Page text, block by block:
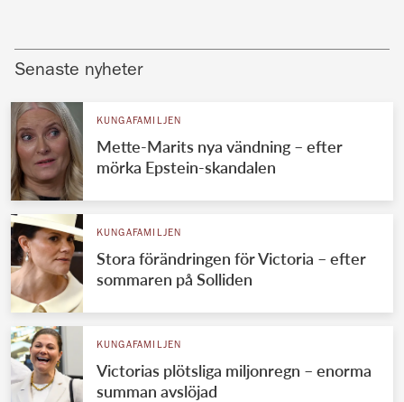
Senaste nyheter
KUNGAFAMILJEN
Mette-Marits nya vändning – efter
mörka Epstein-skandalen
KUNGAFAMILJEN
Stora förändringen för Victoria – efter
sommaren på Solliden
KUNGAFAMILJEN
Victorias plötsliga miljonregn – enorma
summan avslöjad